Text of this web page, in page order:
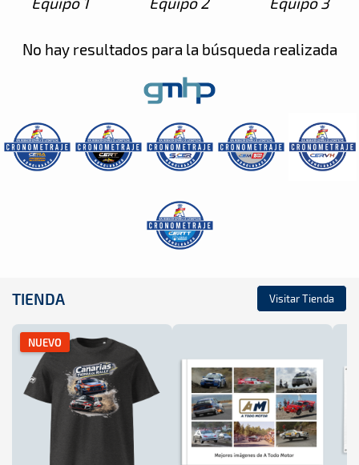
No hay resultados para la búsqueda realizada
TIENDA Visitar Tienda
NUEVO